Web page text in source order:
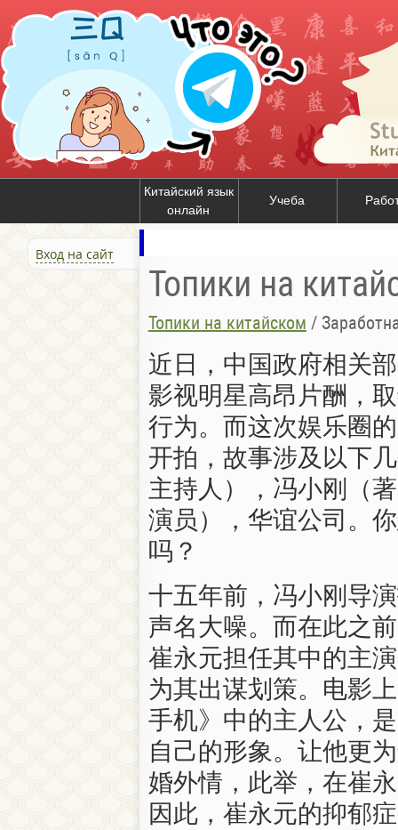
Китайский язык
онлайн
Учеба
Вход на сайт
Топики на
Топики на китайском /
近日 ， 中国政府相关
影视明星高昂片酬 ，
行为。 而这次娱乐圈的
开拍 ， 故事涉及以下
主持人 ）， 冯小刚 （
演员）， 华谊公司。 你
吗 ？
十五年前 ， 冯小刚导演
声名大噪。 而在此之前
崔永元担任其中的主演
为其出谋划策。 电影
手机》 中的主人公 ，
自己的形象。 让他更为
婚外情 ， 此举 ， 在崔
因此， 崔永元的抑郁症